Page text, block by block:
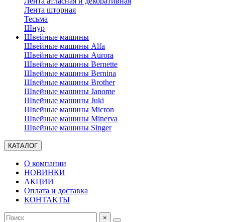
Лента шторная
Тесьма
Шнур
Швейные машины
Швейные машины Alfa
Швейные машины Aurora
Швейные машины Bernette
Швейные машины Bernina
Швейные машины Brother
Швейные машины Janome
Швейные машины Juki
Швейные машины Micron
Швейные машины Minerva
Швейные машины Singer
КАТАЛОГ
О компании
НОВИНКИ
АКЦИИ
Оплата и доставка
КОНТАКТЫ
×